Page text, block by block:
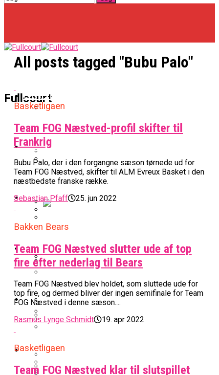
Fullcourt
Basketligaen
Officielt: Vejen Gafler Dansker Hos Rabbits
BK Vejen Opruster: Amerikansk Point
Guard På Plads
Basketligaen
Værløse-Komet Skifter Til Den Bedste
Spanske Række
Officielt: Bakken Skal Spille Champions
NBA
Warriors Forlænger Med Succestræner
Miami Heat Smider Skandaleramt Spiller
Stjerne Akut Opereret: Misser Nøglekampe
All-Star Guard Nærmer Sig Comeback
EuroLeague
Danskerne Imponerede Torsdag Aften I
EuroLeague
Anders Sommer Scorer Kæmpe Trænerjob
I EuroLeague
Mester Efter To Missede Ulm-Matchbolde
Kvindebasketligaen
College Er Slut: Frida Formann Fortsætter
Karrieren I Schweiz
MVP Rykker Til Sverige
Podcast
Trænere, Gav Man Sig 100 Procent”
Video
All posts tagged "Bubu Palo"
Basketligaen
Team FOG Næstved-profil skifter til
Frankrig
Bubu Palo, der i den forgangne sæson tørnede ud for
Team FOG Næstved, skifter til ALM Evreux Basket i den
næstbedste franske række.
Sebastian Pfaff
25. jun 2022
Bakken Bears
Team FOG Næstved slutter ude af top
fire efter nederlag til Bears
Team FOG Næstved blev holdet, som sluttede ude for
top fire, og dermed bliver der ingen semifinale for Team
FOG Næstved i denne sæson....
Rasmus Lynge Schmidt
19. apr 2022
Basketligaen
Team FOG Næstved klar til slutspillet